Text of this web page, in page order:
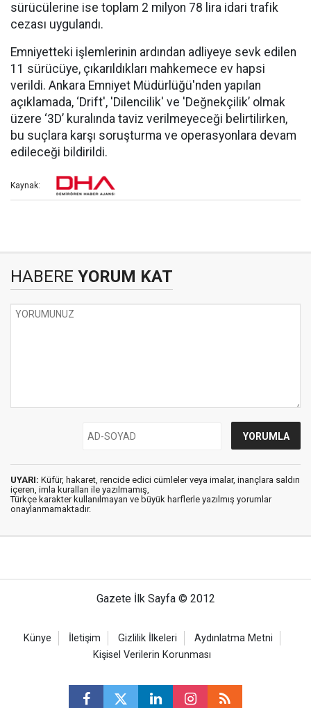
sürücülerine ise toplam 2 milyon 78 lira idari trafik
cezası uygulandı.
Emniyetteki işlemlerinin ardından adliyeye sevk edilen
11 sürücüye, çıkarıldıkları mahkemece ev hapsi
verildi. Ankara Emniyet Müdürlüğü'nden yapılan
açıklamada, ‘Drift', 'Dilencilik' ve 'Değnekçilik’ olmak
üzere ‘3D’ kuralında taviz verilmeyeceği belirtilirken,
bu suçlara karşı soruşturma ve operasyonlara devam
edileceği bildirildi.
Kaynak:
HABERE YORUM KAT
UYARI: Küfür, hakaret, rencide edici cümleler veya imalar, inançlara saldırı
içeren, imla kuralları ile yazılmamış,
Türkçe karakter kullanılmayan ve büyük harflerle yazılmış yorumlar
onaylanmamaktadır.
Gazete İlk Sayfa © 2012
Künye İletişim Gizlilik İlkeleri
Aydınlatma Metni
Kişisel Verilerin Korunması